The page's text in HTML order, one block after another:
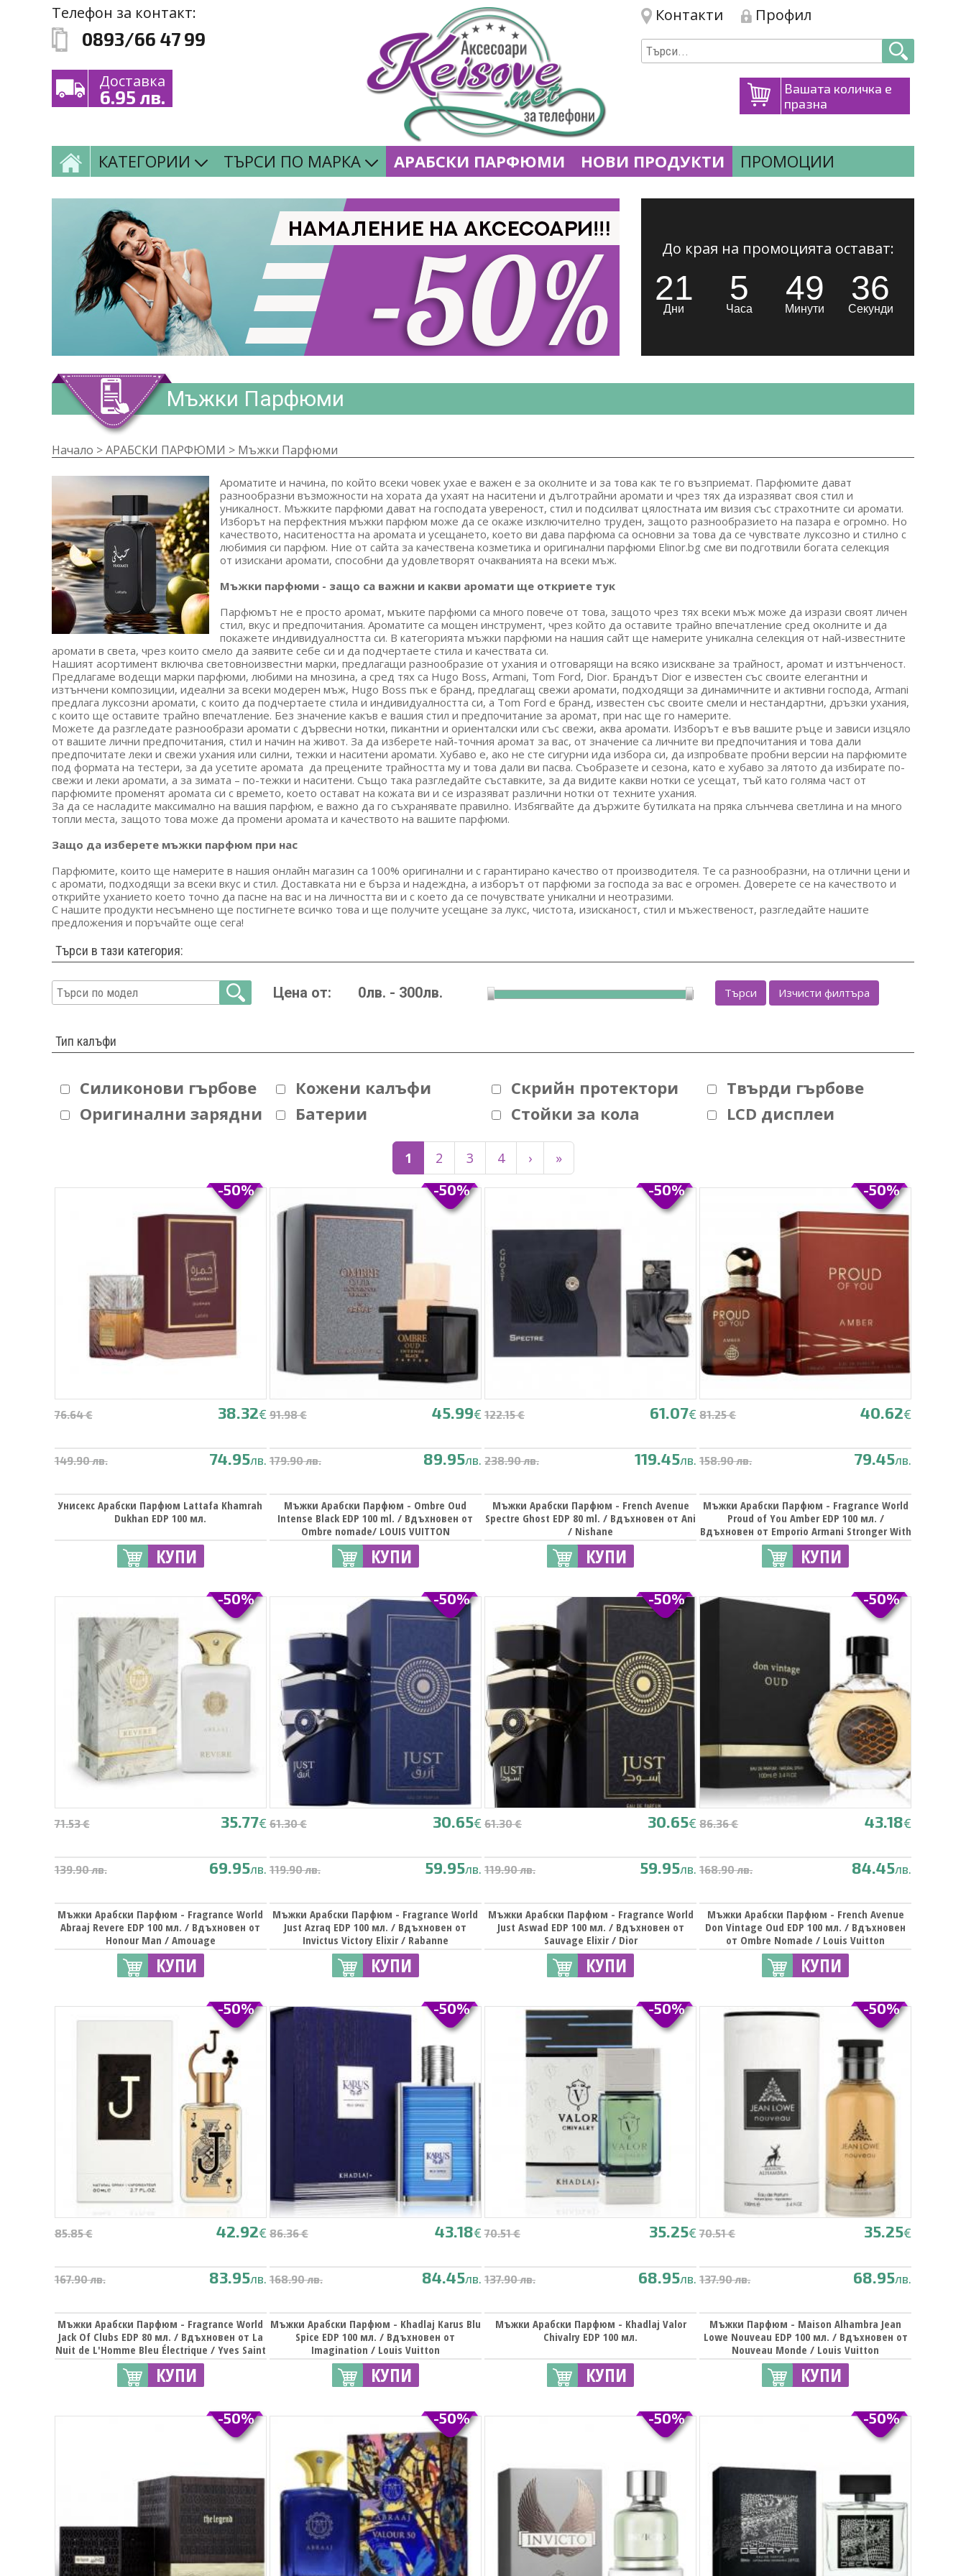
Премини към основното съдържание
Skip to navigationТелефон за контакт:
0893/66 47 99
Доставка
6.95 лв.
Контакти Профил
Вашата количка е
празна
КАТЕГОРИИ ТЪРСИ ПО МАРКА АРАБСКИ ПАРФЮМИ НОВИ ПРОДУКТИ ПРОМОЦИИ
До края на промоцията остават:
21
Дни
5
Часа
49
Минути
34
Секунди
Мъжки Парфюми
Начало >АРАБСКИ ПАРФЮМИ > Мъжки Парфюми
Ароматите и начина, по който всеки човек ухае е важен е за околните и за това как те го възприемат. Парфюмите дават
разнообразни възможности на хората да ухаят на наситени и дълготрайни аромати и чрез тях да изразяват своя стил и
уникалност. Мъжките парфюми дават на господата увереност, стил и подсилват цялостната им визия със страхотните си аромати.
Изборът на перфектния мъжки парфюм може да се окаже изключително труден, защото разнообразието на пазара е огромно. Но
качеството, наситеността на аромата и усещането, което ви дава парфюма са основни за това да се чувствате луксозно и стилно с
любимия си парфюм. Ние от сайта за качествена козметика и оригинални парфюми Elinor.bg сме ви подготвили богата селекция
от изискани аромати, способни да удовлетворят очакванията на всеки мъж.
Мъжки парфюми - защо са важни и какви аромати ще откриете тук
Парфюмът не е просто аромат, мъките парфюми са много повече от това, защото чрез тях всеки мъж може да изрази своят личен
стил, вкус и предпочитания. Ароматите са мощен инструмент, чрез който да оставите трайно впечатление сред околните и да
покажете индивидуалността си. В категорията мъжки парфюми на нашия сайт ще намерите уникална селекция от най-известните
аромати в света, чрез които смело да заявите себе си и да подчертаете стила и качествата си.
Нашият асортимент включва световноизвестни марки, предлагащи разнообразие от ухания и отговарящи на всяко изискване за трайност, аромат и изтънченост.
Предлагаме водещи марки парфюми, любими на мнозина, а сред тях са Hugo Boss, Armani, Tom Ford, Dior. Брандът Dior е известен със своите елегантни и
изтънчени композиции, идеални за всеки модерен мъж, Hugo Boss пък е бранд, предлагащ свежи аромати, подходящи за динамичните и активни господа, Armani
предлага луксозни аромати, с които да подчертаете стила и индивидуалността си, а Tom Ford е бранд, известен със своите смели и нестандартни, дръзки ухания,
с които ще оставите трайно впечатление. Без значение какъв е вашия стил и предпочитание за аромат, при нас ще го намерите.
Можете да разгледате разнообрази аромати с дървесни нотки, пикантни и ориенталски или със свежи, аква аромати. Изборът е във вашите ръце и зависи изцяло
от вашите лични предпочитания, стил и начин на живот. За да изберете най-точния аромат за вас, от значение са личните ви предпочитания и това дали
предпочитате леки и свежи ухания или силни, тежки и наситени аромати. Хубаво е, ако не сте сигурни ида избора си, да изпробвате пробни версии на парфюмите
под формата на тестери, за да усетите аромата да прецените трайността му и това дали ви пасва. Съобразете и сезона, като е хубаво за лятото да избирате по-
свежи и леки аромати, а за зимата – по-тежки и наситени. Също така разгледайте съставките, за да видите какви нотки се усещат, тъй като голяма част от
парфюмите променят аромата си с времето, което остават на кожата ви и се изразяват различни нотки от техните ухания.
За да се насладите максимално на вашия парфюм, е важно да го съхранявате правилно. Избягвайте да държите бутилката на пряка слънчева светлина и на много
топли места, защото това може да промени аромата и качеството на вашите парфюми.
Защо да изберете мъжки парфюм при нас
Парфюмите, които ще намерите в нашия онлайн магазин са 100% оригинални и с гарантирано качество от производителя. Те са разнообразни, на отлични цени и
с аромати, подходящи за всеки вкус и стил. Доставката ни е бърза и надеждна, а изборът от парфюми за господа за вас е огромен. Доверете се на качеството и
открийте уханието което точно да пасне на вас и на личността ви и с което да се почувствате уникални и неотразими.
С нашите продукти несъмнено ще постигнете всичко това и ще получите усещане за лукс, чистота, изисканост, стил и мъжественост, разгледайте нашите
предложения и поръчайте още сега!
Търси в тази категория:
Цена от: Търси Изчисти филтъра
Тип калъфи
Силиконови гърбове Кожени калъфи Скрийн протектори
Твърди гърбове
Оригинални зарядни
Батерии Стойки за кола LCD дисплеи
1 2 3 4 › »
76.64 € 38.32€
149.90 лв. 74.95лв.
Унисекс Арабски Парфюм Lattafa Khamrah
Dukhan EDP 100 мл.
КУПИ
-50%
91.98 € 45.99€
179.90 лв. 89.95лв.
Мъжки Арабски Парфюм - Ombre Oud
Intense Black EDP 100 ml. / Вдъхновен от
Ombre nomade/ LOUIS VUITTON
КУПИ
-50%
122.15 € 61.07€
238.90 лв. 119.45лв.
Мъжки Арабски Парфюм - French Avenue
Spectre Ghost EDP 80 ml. / Вдъхновен от Ani
/ Nishane
КУПИ
-50%
81.25 € 40.62€
158.90 лв. 79.45лв.
Мъжки Арабски Парфюм - Fragrance World
Proud of You Amber EDP 100 мл. /
Вдъхновен от Emporio Armani Stronger With
You Amber / Giorgio Armani
КУПИ
-50%
71.53 € 35.77€
139.90 лв. 69.95лв.
Мъжки Арабски Парфюм - Fragrance World
Abraaj Revere EDP 100 мл. / Вдъхновен от
Honour Man / Amouage
КУПИ
-50%
61.30 € 30.65€
119.90 лв. 59.95лв.
Мъжки Арабски Парфюм - Fragrance World
Just Azraq EDP 100 мл. / Вдъхновен от
Invictus Victory Elixir / Rabanne
КУПИ
-50%
61.30 € 30.65€
119.90 лв. 59.95лв.
Мъжки Арабски Парфюм - Fragrance World
Just Aswad EDP 100 мл. / Вдъхновен от
Sauvage Elixir / Dior
КУПИ
-50%
86.36 € 43.18€
168.90 лв. 84.45лв.
Мъжки Арабски Парфюм - French Avenue
Don Vintage Oud EDP 100 мл. / Вдъхновен
от Ombre Nomade / Louis Vuitton
КУПИ
-50%
85.85 € 42.92€
167.90 лв. 83.95лв.
Мъжки Арабски Парфюм - Fragrance World
Jack Of Clubs EDP 80 мл. / Вдъхновен от La
Nuit de L'Homme Bleu Électrique / Yves Saint
Laurent
КУПИ
-50%
86.36 € 43.18€
168.90 лв. 84.45лв.
Мъжки Арабски Парфюм - Khadlaj Karus Blu
Spice EDP 100 мл. / Вдъхновен от
Imagination / Louis Vuitton
КУПИ
-50%
70.51 € 35.25€
137.90 лв. 68.95лв.
Мъжки Арабски Парфюм - Khadlaj Valor
Chivalry EDP 100 мл.
КУПИ
-50%
70.51 € 35.25€
137.90 лв. 68.95лв.
Мъжки Парфюм - Maison Alhambra Jean
Lowe Nouveau EDP 100 мл. / Вдъхновен от
Nouveau Monde / Louis Vuitton
КУПИ
-50%
-50% -50% -50% -50%